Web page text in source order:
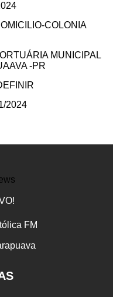
COLONIA
MUNICIPAL
-PR
2024
FM